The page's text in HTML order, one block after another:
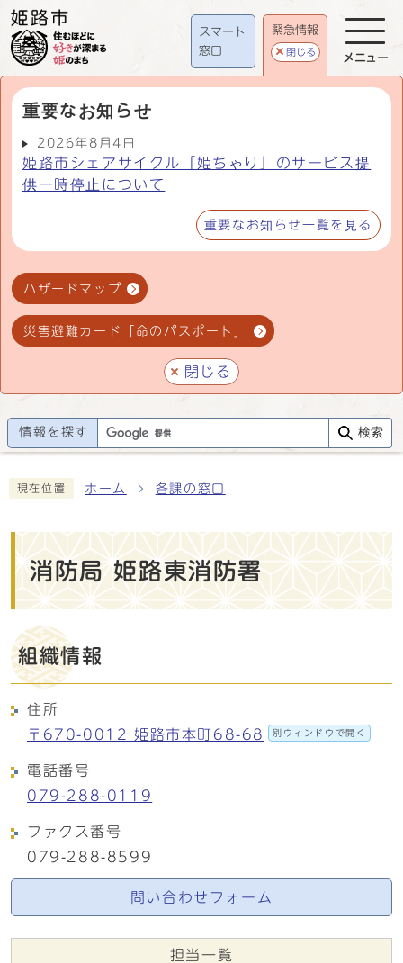
スマート
窓口
緊急情報
閉じる
重要なお知らせ
2026年8月4日
姫路市シェアサイクル「姫ちゃり」のサービス提
供一時停止について
重要なお知らせ一覧を見る
ハザードマップ
災害避難カード「命のパスポート」
閉じる
メニュー
情報を探す 検索
現在位置 ホーム 各課の窓口
消防局 姫路東消防署
組織情報
住所
〒670-0012 姫路市本町68-68
別ウィンドウで開く
電話番号
079-288-0119
ファクス番号
079-288-8599
問い合わせフォーム
担当一覧